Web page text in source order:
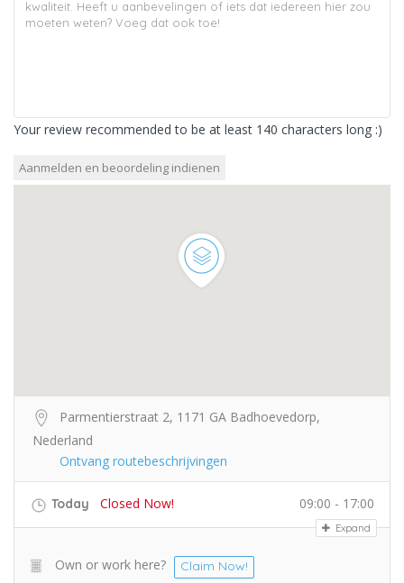
Your review recommended to be at least 140 characters long :)
Parmentierstraat 2, 1171 GA Badhoevedorp,
Nederland
Ontvang routebeschrijvingen
Today Closed Now! 09:00 - 17:00
Expand
Own or work here? Claim Now!